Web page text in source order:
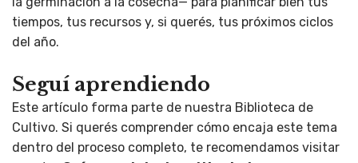
tiempos, tus recursos y, si querés, tus próximos ciclos
del año.
Seguí aprendiendo
Este artículo forma parte de nuestra Biblioteca de
Cultivo. Si querés comprender cómo encaja este tema
dentro del proceso completo, te recomendamos visitar